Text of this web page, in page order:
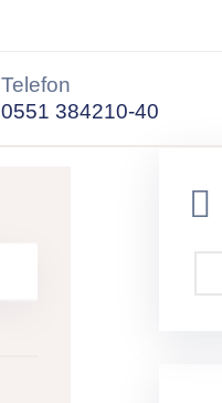
Telefon
0551 384210-40